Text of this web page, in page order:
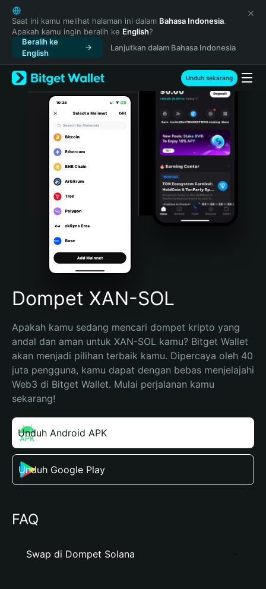
English
日本語
Tiếng Việt
Русский
Español (Latinoamérica)
Türkçe
Italiano
Português (Portugal)
Bahasa Indonesia
Português (Brasil)
Español (Argentina)
Saat ini kamu melihat halaman ini dalam Bahasa Indonesia.
Apakah kamu ingin beralih ke English?
Beralih ke
English
Lanjutkan dalam Bahasa Indonesia
Unduh sekarang
Dompet XAN-SOL
Apakah kamu sedang mencari dompet kripto yang
andal dan aman untuk XAN-SOL kamu? Bitget Wallet
akan menjadi pilihan terbaik kamu. Dipercaya oleh 40
juta pengguna, kamu dapat dengan bebas menjelajahi
Web3 di Bitget Wallet. Mulai perjalanan kamu
sekarang!
Unduh Android APK
Unduh Google Play
FAQ
Swap di Dompet Solana